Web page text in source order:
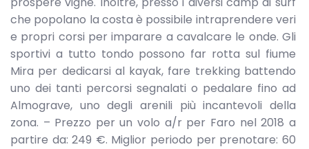
che popolano la costa è possibile intraprendere veri
e propri corsi per imparare a cavalcare le onde. Gli
sportivi a tutto tondo possono far rotta sul fiume
Mira per dedicarsi al kayak, fare trekking battendo
uno dei tanti percorsi segnalati o pedalare fino ad
Almograve, uno degli arenili più incantevoli della
zona. – Prezzo per un volo a/r per Faro nel 2018 a
partire da: 249 €. Miglior periodo per prenotare: 60